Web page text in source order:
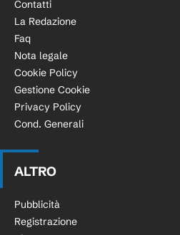
Contatti
La Redazione
Faq
Nota legale
Cookie Policy
Gestione Cookie
Privacy Policy
Cond. Generali
ALTRO
Pubblicità
Registrazione